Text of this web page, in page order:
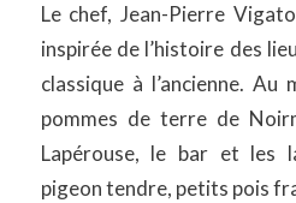
Le chef, Jean-Pierre
inspirée de l’histoire des
classique à l’ancienne.
pommes de terre de
Lapérouse, le bar et les
pigeon tendre, petits pois